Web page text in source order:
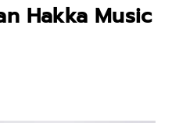
Hakka Music